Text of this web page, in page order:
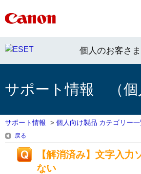
個人のお客さま
サポート情報 （個
サポート情報 > 個人向け製品 カテゴリー
戻る
【解消済み】文字入
ない